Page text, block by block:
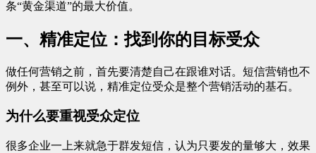
条“黄金渠道”的最大价值。
一、精准定位：找到你的目标受众
做任何营销之前，首先要清楚自己在跟谁对话。短信营销也不
例外，甚至可以说，精准定位受众是整个营销活动的基石。
为什么要重视受众定位
很多企业一上来就急于群发短信，认为只要发的量够大，效果